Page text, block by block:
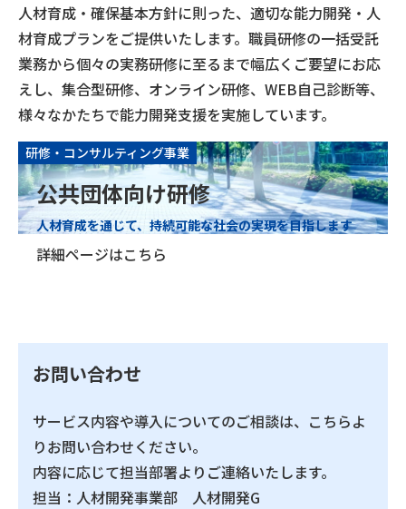
人材育成・確保基本方針に則った、適切な能力開発・人
材育成プランをご提供いたします。職員研修の一括受託
業務から個々の実務研修に至るまで幅広くご要望にお応
えし、集合型研修、オンライン研修、WEB自己診断等、
様々なかたちで能力開発支援を実施しています。
研修・コンサルティング事業
公共団体向け研修
人材育成を通じて、持続可能な社会の実現を目指します
詳細ページはこちら
お問い合わせ
サービス内容や導入についてのご相談は、こちらよ
りお問い合わせください。
内容に応じて担当部署よりご連絡いたします。
担当：人材開発事業部 人材開発G